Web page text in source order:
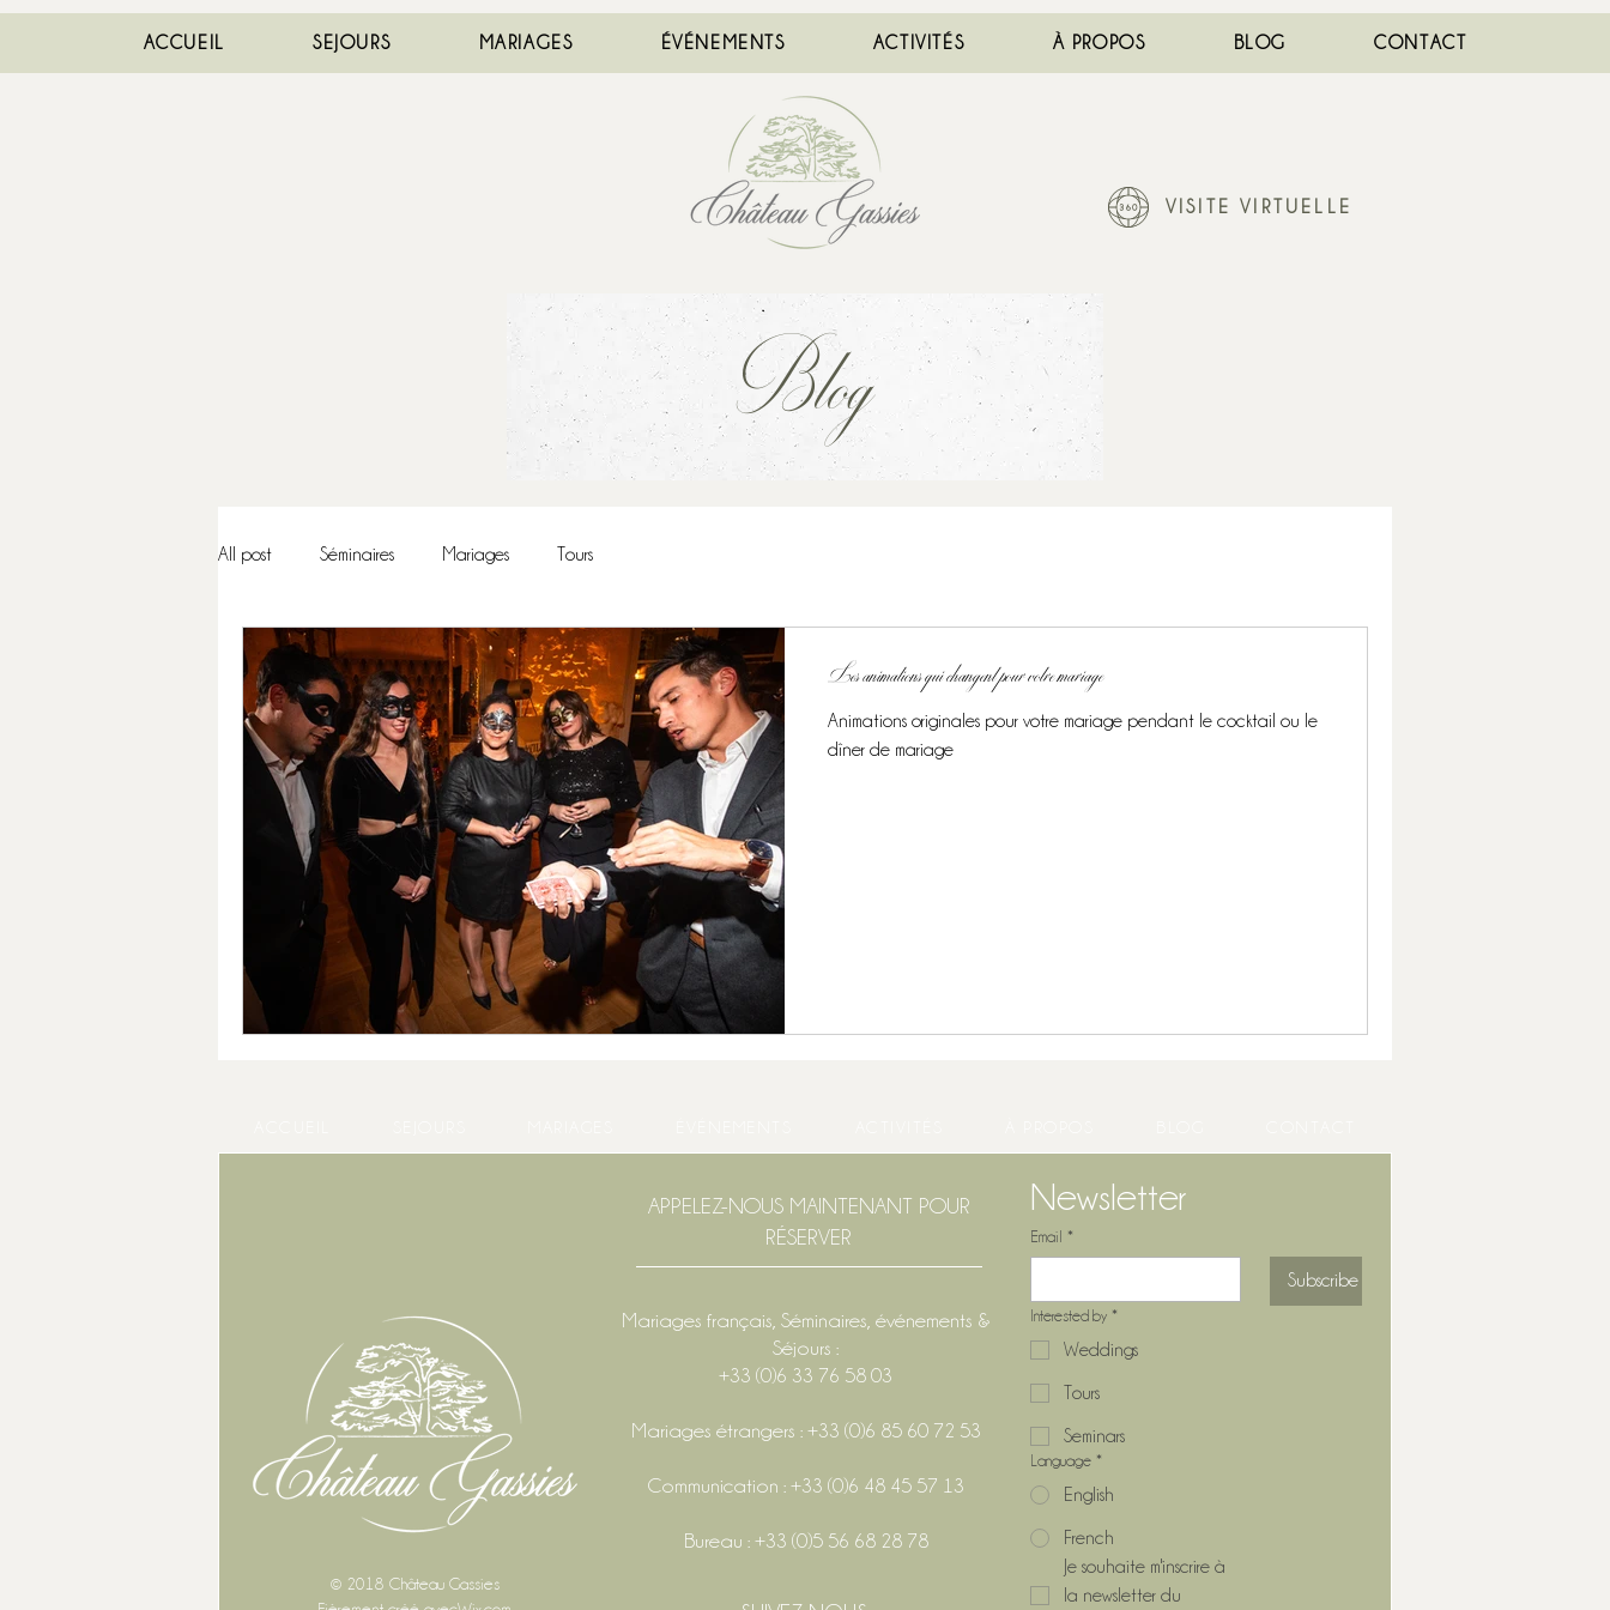
ACCUEIL SEJOURS MARIAGES ÉVÉNEMENTS ACTIVITÉS À PROPOS BLOG CONTACT
VISITE VIRTUELLE
All post Séminaires Mariages Tours
Les animations qui changent pour votre mariage
Animations originales pour votre mariage pendant le cocktail ou le
dîner de mariage
Blog
© 2018 Château Gassies
APPELEZ-NOUS MAINTENANT POUR
RÉSERVER
Mariages français, Séminaires, événements &
Séjours :
+33 (0)6 33 76 58 03
Mariages étrangers : +33 (0)6 85 60 72 53
Communication : +33 (0)6 48 45 57 13
Bureau : +33 (0)5 56 68 28 78
Newsletter
Email *
Subscribe
Interested by *
Weddings
Tours
Seminars
Language *
English
French
Je souhaite m'inscrire à
la newsletter du